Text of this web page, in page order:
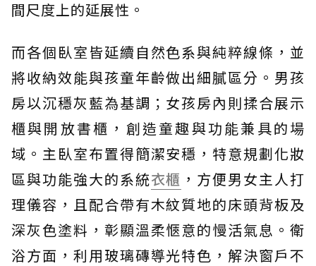
間尺度上的延展性。
而各個臥室皆延續自然色系與純粹線條，並
將收納效能與孩童年齡做出細膩區分。男孩
房以沉穩灰藍為基調；女孩房內則揉合展示
櫃與開放書櫃，創造童趣與功能兼具的場
域。主臥室布置得簡潔安穩，特意規劃化妝
區與功能強大的系統衣櫃 ，方便男女主人打
理儀容，且配合帶有木紋質地的床頭背板及
深灰色塗料，彰顯溫柔愜意的慢活氣息。衛
浴方面，利用玻璃磚導光特色，解決窗戶不